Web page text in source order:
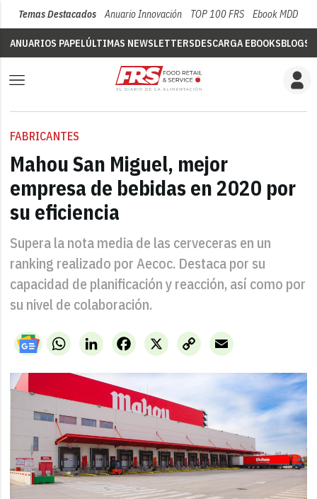
Temas Destacados Anuario Innovación TOP 100 FRS Ebook MDD
ANUARIOS PAPELÚLTIMAS NEWSLETTERSDESCARGA EBOOKSBLOGS
FABRICANTES
Mahou San Miguel, mejor
empresa de bebidas en 2020 por
su eficiencia
Supera la nota media de las cerveceras en un
ranking realizado por Aecoc. Destaca por su
capacidad de planificación y reacción, así como por
su nivel de colaboración.
WhatsAppLinkedIn X
Facebook
Copy
Link
Email